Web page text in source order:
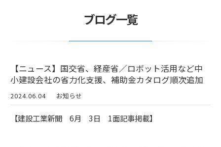
ブログ一覧
【ニュース】国交省、経産省／ロボット活用など中
小建設会社の省力化支援、補助金カタログ順次追加
2024.06.04 お知らせ
【建設工業新聞 6月 3日 1面記事掲載】